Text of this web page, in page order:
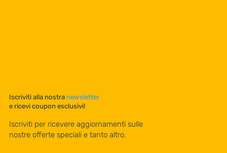
Iscriviti alla nostra newsletter
e ricevi coupon esclusivi!
Iscriviti per ricevere aggiornamenti sulle
nostre offerte speciali e tanto altro.